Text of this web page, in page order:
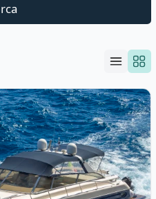
Nautico del Golfo - Ipanema